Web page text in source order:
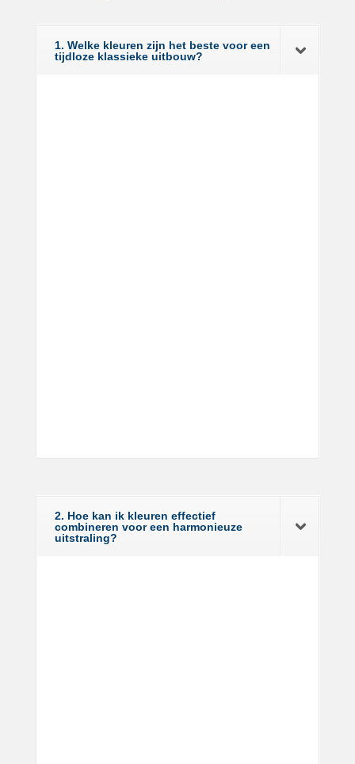
1. Welke kleuren zijn het beste voor een
tijdloze klassieke uitbouw?
2. Hoe kan ik kleuren effectief
combineren voor een harmonieuze
uitstraling?